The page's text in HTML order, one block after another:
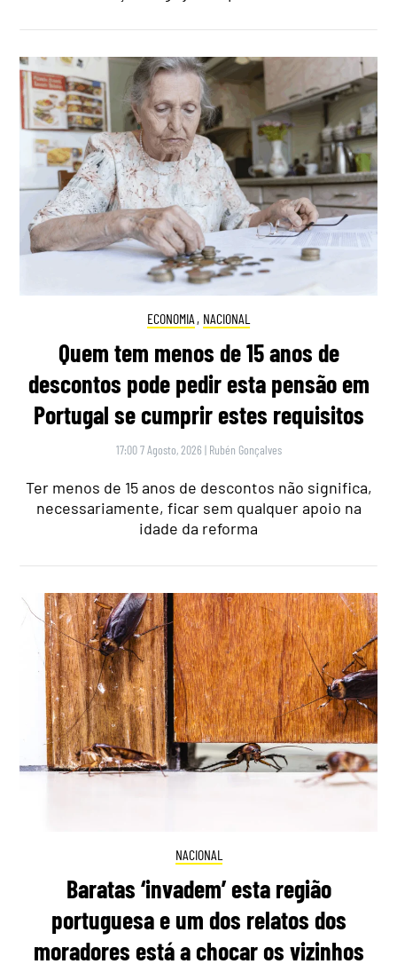
ECONOMIA , NACIONAL
Quem tem menos de 15 anos de
descontos pode pedir esta pensão em
Portugal se cumprir estes requisitos
17:00 7 Agosto, 2026 | Rubén Gonçalves
Ter menos de 15 anos de descontos não significa,
necessariamente, ficar sem qualquer apoio na
idade da reforma
NACIONAL
Baratas ‘invadem’ esta região
portuguesa e um dos relatos dos
moradores está a chocar os vizinhos